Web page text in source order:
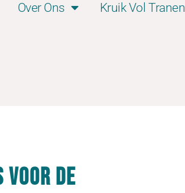
Over Ons Kruik Vol Tranen
voor de